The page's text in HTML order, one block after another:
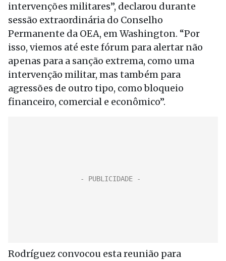
intervenções militares”, declarou durante
sessão extraordinária do Conselho
Permanente da OEA, em Washington. “Por
isso, viemos até este fórum para alertar não
apenas para a sanção extrema, como uma
intervenção militar, mas também para
agressões de outro tipo, como bloqueio
financeiro, comercial e econômico”.
Rodríguez convocou esta reunião para